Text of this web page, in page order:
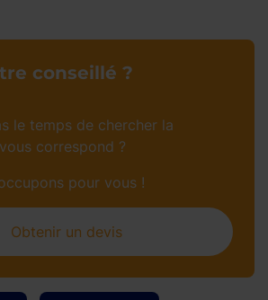
conseillé ?
le temps de chercher la
correspond ?
pour vous !
Obtenir un devis